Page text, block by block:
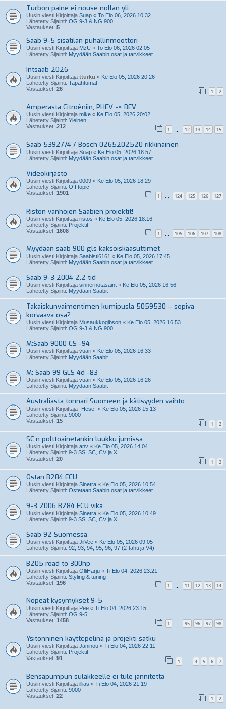
Turbon paine ei nouse nollan yli.
Uusin viesti Kirjoittaja Suap « To Elo 06, 2026 10:32
Lähetetty Sijainti: OG 9-3 & NG 900
Vastaukset: 5
Saab 9-5 sisätilan puhallinmoottori
Uusin viesti Kirjoittaja MzU « To Elo 06, 2026 02:05
Lähetetty Sijainti: Myydään Saabin osat ja tarvikkeet
Intsaab 2026
Uusin viesti Kirjoittaja tturku « Ke Elo 05, 2026 20:26
Lähetetty Sijainti: Tapahtumat
Vastaukset: 26 1 2
Amperasta Citroêniin, PHEV -> BEV
Uusin viesti Kirjoittaja mike « Ke Elo 05, 2026 20:02
Lähetetty Sijainti: Yleinen
Vastaukset: 212 1 12 13 14 15
Saab 5392774 / Bosch 0265202520 rikkinäinen
Uusin viesti Kirjoittaja Suap « Ke Elo 05, 2026 18:57
Lähetetty Sijainti: Myydään Saabin osat ja tarvikkeet
Videokirjasto
Uusin viesti Kirjoittaja 0009 « Ke Elo 05, 2026 18:29
Lähetetty Sijainti: Off topic
Vastaukset: 1901 1 … 124 125 126 127
Riston vanhojen Saabien projektit!
Uusin viesti Kirjoittaja ristos « Ke Elo 05, 2026 18:16
Lähetetty Sijainti: Projektit
Vastaukset: 1608 1 105 106 107 108
Myydään saab 900 gls kaksoiskaasuttimet
Uusin viesti Kirjoittaja Saabisti6161 « Ke Elo 05, 2026 17:45
Lähetetty Sijainti: Myydään Saabin osat ja tarvikkeet
Saab 9-3 2004 2.2 tid
Uusin viesti Kirjoittaja sinnernotasaint « Ke Elo 05, 2026 16:56
Lähetetty Sijainti: Myydään Saabit
Takaiskunvaimentimen kumipusla 5059530 – sopiva
korvaava osa?
Uusin viesti Kirjoittaja Musaukkogibson « Ke Elo 05, 2026 16:53
Lähetetty Sijainti: OG 9-3 & NG 900
M:Saab 9000 CS -94
Uusin viesti Kirjoittaja vuari « Ke Elo 05, 2026 16:33
Lähetetty Sijainti: Myydään Saabit
M: Saab 99 GLS 4d -83
Uusin viesti Kirjoittaja vuari « Ke Elo 05, 2026 16:26
Lähetetty Sijainti: Myydään Saabit
Australiasta tonnari Suomeen ja kätisyyden vaihto
Uusin viesti Kirjoittaja -Hese- « Ke Elo 05, 2026 15:13
Lähetetty Sijainti: 9000
Vastaukset: 15 1 2
SC:n polttoainetankin luukku jumissa
Uusin viesti Kirjoittaja anv « Ke Elo 05, 2026 14:04
Lähetetty Sijainti: 9-3 SS, SC, CV ja X
Vastaukset: 20 1 2
Ostan B284 ECU
Uusin viesti Kirjoittaja Sinetra « Ke Elo 05, 2026 10:54
Lähetetty Sijainti: Ostetaan Saabin osat ja tarvikkeet
9-3 2006 B284 ECU vika
Uusin viesti Kirjoittaja Sinetra « Ke Elo 05, 2026 10:49
Lähetetty Sijainti: 9-3 SS, SC, CV ja X
Saab 92 Suomessa
Uusin viesti Kirjoittaja JiiVee « Ke Elo 05, 2026 09:05
Lähetetty Sijainti: 92, 93, 94, 95, 96, 97 (2-tahti ja V4)
B205 road to 300hp
Uusin viesti Kirjoittaja OlliHarju « Ti Elo 04, 2026 23:21
Lähetetty Sijainti: Styling & tuning
Vastaukset: 196 1 11 12 13 14
Nopeat kysymykset 9-5
Uusin viesti Kirjoittaja Pee « Ti Elo 04, 2026 23:15
Lähetetty Sijainti: OG 9-5
Vastaukset: 1458 1 … 95 96 97 98
Ysitonninen käyttöpelinä ja projekti satku
Uusin viesti Kirjoittaja Janinou « Ti Elo 04, 2026 22:11
Lähetetty Sijainti: Projektit
Vastaukset: 91 1 … 4 5 6 7
Bensapumpun sulakkeelle ei tule jännitettä
Uusin viesti Kirjoittaja illias « Ti Elo 04, 2026 21:19
Lähetetty Sijainti: 9000
Vastaukset: 22 1 2